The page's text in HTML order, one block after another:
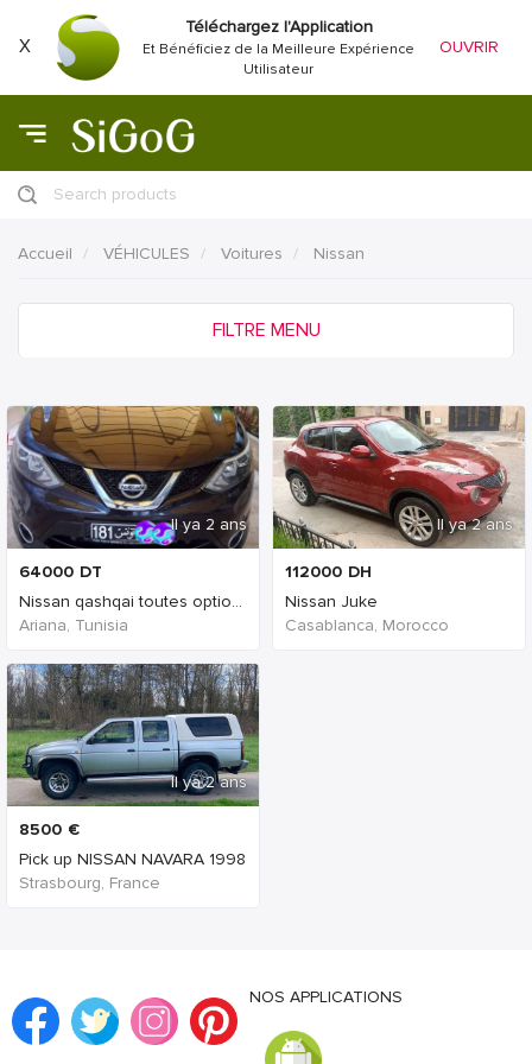
X
Téléchargez l'Application
Et Bénéficiez de la Meilleure Expérience
Utilisateur
OUVRIR
Search products
Accueil VÉHICULES Voitures Nissan
FILTRE MENU
Il ya 2 ans
64000 DT
Nissan qashqai toutes options
Ariana, Tunisia
Il ya 2 ans
8500 €
Pick up NISSAN NAVARA 1998
Strasbourg, France
Il ya 2 ans
112000 DH
Nissan Juke
Casablanca, Morocco
NOS APPLICATIONS